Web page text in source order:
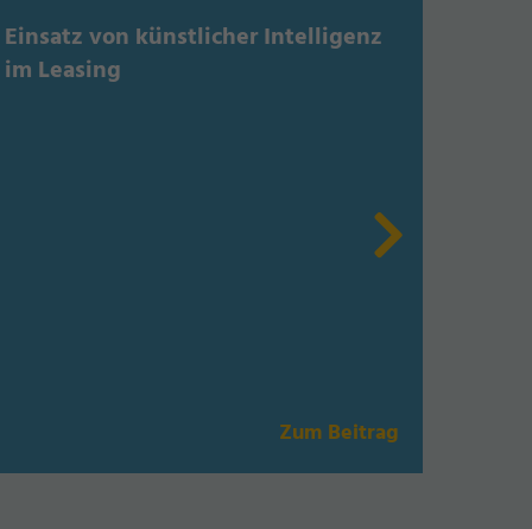
Einsatz von künstlicher Intelligenz
im Leasing
Zum Beitrag